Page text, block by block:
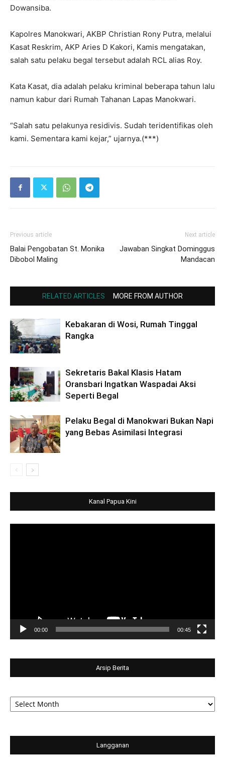
Dowansiba.
Kapolres Manokwari, AKBP Christian Rony Putra, melalui
Kasat Reskrim, AKP Aries D Kakori, Kamis mengatakan,
salah satu pelaku begal tersebut adalah RCL alias Roy.
Kata Kasat, dia adalah pelaku kriminal beberapa tahun lalu
namun kabur dari Rumah Tahanan Lapas Manokwari.
“Salah satu pelakunya residivis. Sudah teridentifikas oleh
kami. Sementara kami kejar,” ujarnya.(***)
Previous article
Balai Pengobatan St. Monika
Dibobol Maling
Next article
Jawaban Singkat Dominggus
Mandacan
RELATED ARTICLES MORE FROM AUTHOR
Kebakaran di Wosi, Rumah Tinggal
Rangka
Sekretaris Bakal Klasis Hatam
Oransbari Ingatkan Waspadai Aksi
Seperti Begal
Pelaku Begal di Manokwari Bukan Napi
yang Bebas Asimilasi Integrasi
Kanal Papua Kini
00:00 00:45
Arsip Berita
Arsip
Berita
Langganan